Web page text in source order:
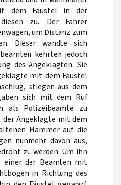
dem Fäustel in der
zu. Der Fahrer
um Distanz zum
Dieser wandte sich
kehrten jedoch
des Angeklagten. Sie
mit dem Fäustel
stiegen aus dem
sich mit dem Ruf
als Polizeibeamte zu
der Angeklagte mit dem
Hammer auf die
nunmehr davon aus,
zu werden. Um ihn
einer der Beamten mit
in Richtung des